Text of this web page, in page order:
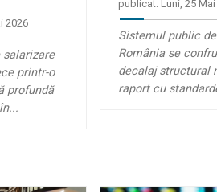
2026
printr-o
profundă
publicat: Luni, 25
Sistemul public
România se
decalaj structural
raport cu